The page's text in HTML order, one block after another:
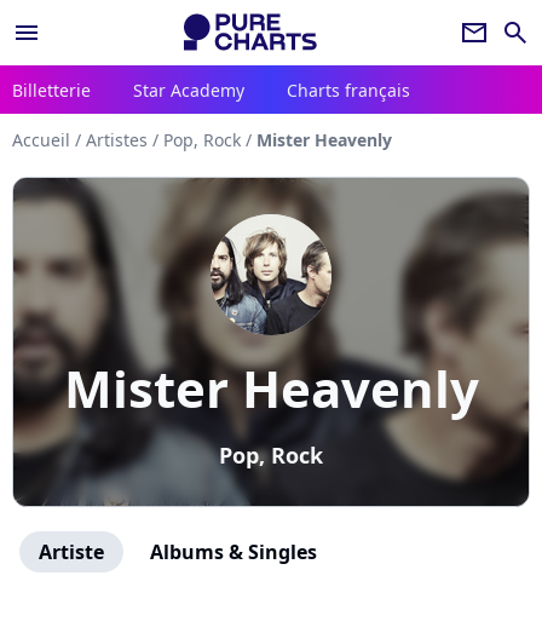
menu newsletter search
Billetterie Star Academy Charts français
Accueil / Artistes / Pop, Rock / Mister Heavenly
Mister Heavenly
Pop, Rock
Artiste Albums & Singles